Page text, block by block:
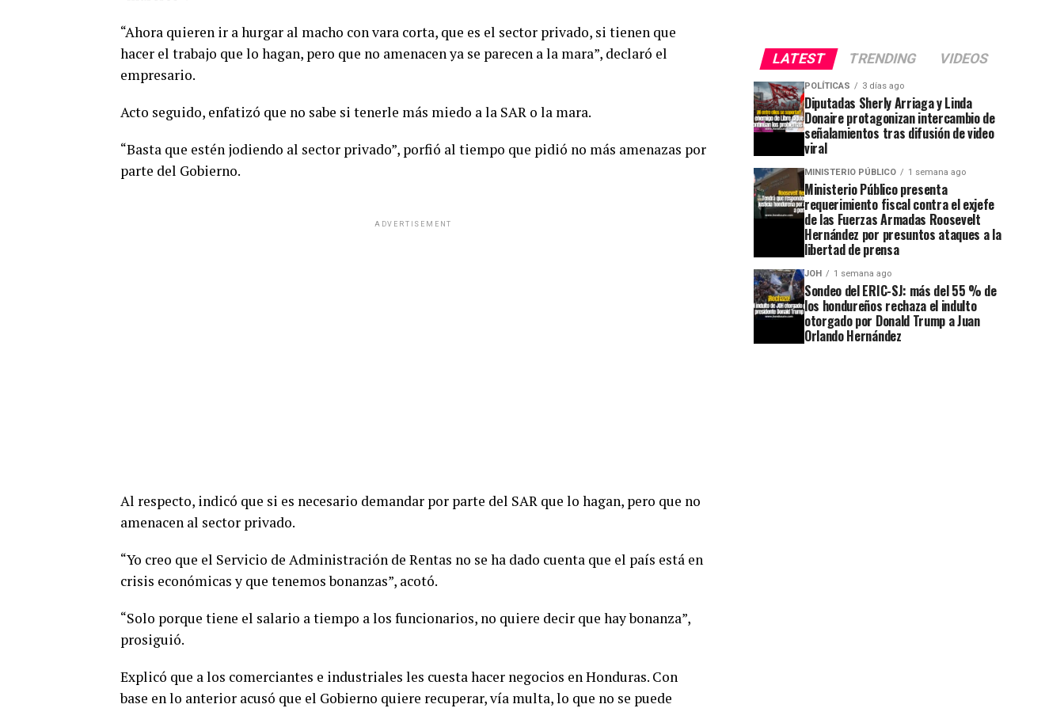
“Ahora quieren ir a hurgar al macho con vara corta, que es el sector privado, si tienen que
hacer el trabajo que lo hagan, pero que no amenacen ya se parecen a la mara”, declaró el
empresario.
Acto seguido, enfatizó que no sabe si tenerle más miedo a la SAR o la mara.
“Basta que estén jodiendo al sector privado”, porfió al tiempo que pidió no más amenazas por
parte del Gobierno.
ADVERTISEMENT
Al respecto, indicó que si es necesario demandar por parte del SAR que lo hagan, pero que no
amenacen al sector privado.
“Yo creo que el Servicio de Administración de Rentas no se ha dado cuenta que el país está en
crisis económicas y que tenemos bonanzas”, acotó.
“Solo porque tiene el salario a tiempo a los funcionarios, no quiere decir que hay bonanza”,
prosiguió.
Explicó que a los comerciantes e industriales les cuesta hacer negocios en Honduras. Con
base en lo anterior acusó que el Gobierno quiere recuperar, vía multa, lo que no se puede
LATEST TRENDING VIDEOS
POLÍTICAS 3 días ago
Diputadas Sherly Arriaga y Linda
Donaire protagonizan intercambio de
señalamientos tras difusión de video
viral
MINISTERIO PÚBLICO 1 semana ago
Ministerio Público presenta
requerimiento fiscal contra el exjefe
de las Fuerzas Armadas Roosevelt
Hernández por presuntos ataques a la
libertad de prensa
JOH 1 semana ago
Sondeo del ERIC-SJ: más del 55 % de
los hondureños rechaza el indulto
otorgado por Donald Trump a Juan
Orlando Hernández